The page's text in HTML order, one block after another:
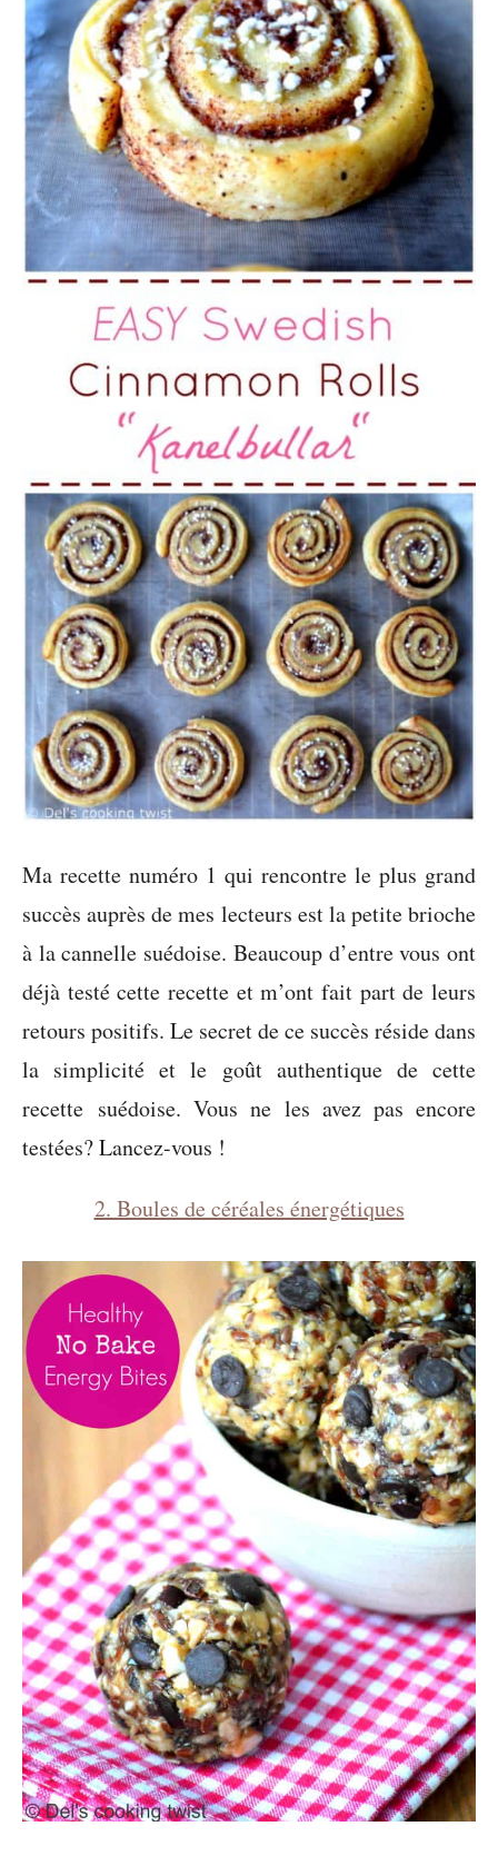
Ma recette numéro 1 qui rencontre le plus grand
succès auprès de mes lecteurs est la petite brioche
à la cannelle suédoise. Beaucoup d’entre vous ont
déjà testé cette recette et m’ont fait part de leurs
retours positifs. Le secret de ce succès réside dans
la simplicité et le goût authentique de cette
recette suédoise. Vous ne les avez pas encore
testées? Lancez-vous !
2. Boules de céréales énergétiques